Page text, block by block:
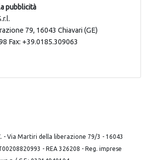
pubblicità
79, 16043 Chiavari (GE)
Fax: +39.0185.309063
- Via Martiri della liberazione 79/3 - 16043
- REA 326208 - Reg. imprese